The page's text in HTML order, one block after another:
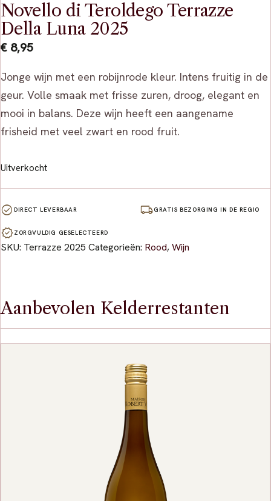
Novello di Teroldego Terrazze
Della Luna 2025
€ 8,95
Jonge wijn met een robijnrode kleur. Intens fruitig in de
geur. Volle smaak met frisse zuren, droog, elegant en
mooi in balans. Deze wijn heeft een aangename
frisheid met veel zwart en rood fruit.
Uitverkocht
check_circle DIRECT LEVERBAAR local_shippingGRATIS BEZORGING IN DE REGIO
verifiedZORGVULDIG GESELECTEERD
SKU: Terrazze 2025 Categorieën: Rood,Wijn
Aanbevolen Kelderrestanten